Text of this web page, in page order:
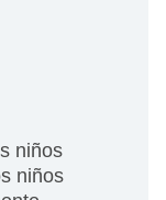
niños
niños